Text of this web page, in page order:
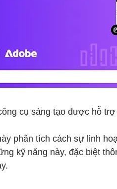
cụ sáng tạo được hỗ
phân tích cách sự linh
kỹ năng này, đặc biệt